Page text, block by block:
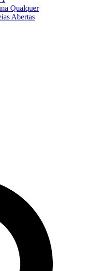
Qualquer
Abertas